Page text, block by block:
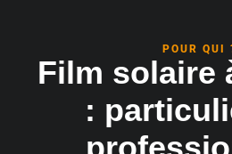
POUR QUI
Film solaire
: